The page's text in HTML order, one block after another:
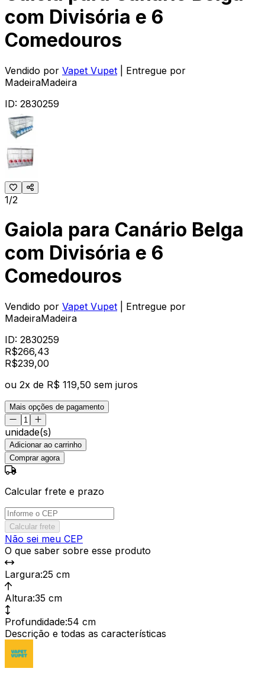
com Divisória e 6
Comedouros
Vendido por Vapet Vupet
| Entregue por
MadeiraMadeira
ID: 2830259
1/2
Gaiola para Canário Belga
com Divisória e 6
Comedouros
Vendido por Vapet Vupet
| Entregue por
MadeiraMadeira
ID: 2830259
R$266,43
R$239,00
ou 2x de R$ 119,50 sem juros
Mais opções de pagamento
unidade(s)
Adicionar ao carrinho
Comprar agora
Calcular frete e prazo
Calcular frete
Não sei meu CEP
O que saber sobre esse produto
Largura:25 cm
Altura:35 cm
Profundidade:54 cm
Descrição e todas as características